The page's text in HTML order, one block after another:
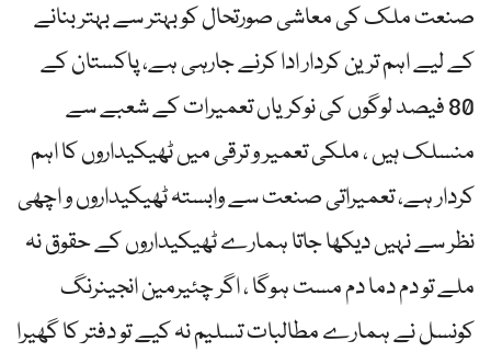
صنعت ملک کی معاشی صورتحال کو بہتر سے بہتر بنانے
کے لیے اہم ترین کردار ادا کرنے جارہی ہے، پاکستان کے
80 فیصد لوگوں کی نوکریاں تعمیرات کے شعبے سے
منسلک ہیں ، ملکی تعمیر و ترقی میں ٹھیکیداروں کا اہم
کردار ہے، تعمیراتی صنعت سے وابستہ ٹھیکیداروں و اچھی
نظر سے نہیں دیکھا جاتا ہمارے ٹھیکیداروں کے حقوق نہ
ملے تو دم دما دم مست ہوگا ، اگر چئیرمین انجینرنگ
کونسل نے ہمارے مطالبات تسلیم نہ کیے تو دفتر کا گھیرا